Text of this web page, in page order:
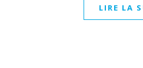
LIRE LA